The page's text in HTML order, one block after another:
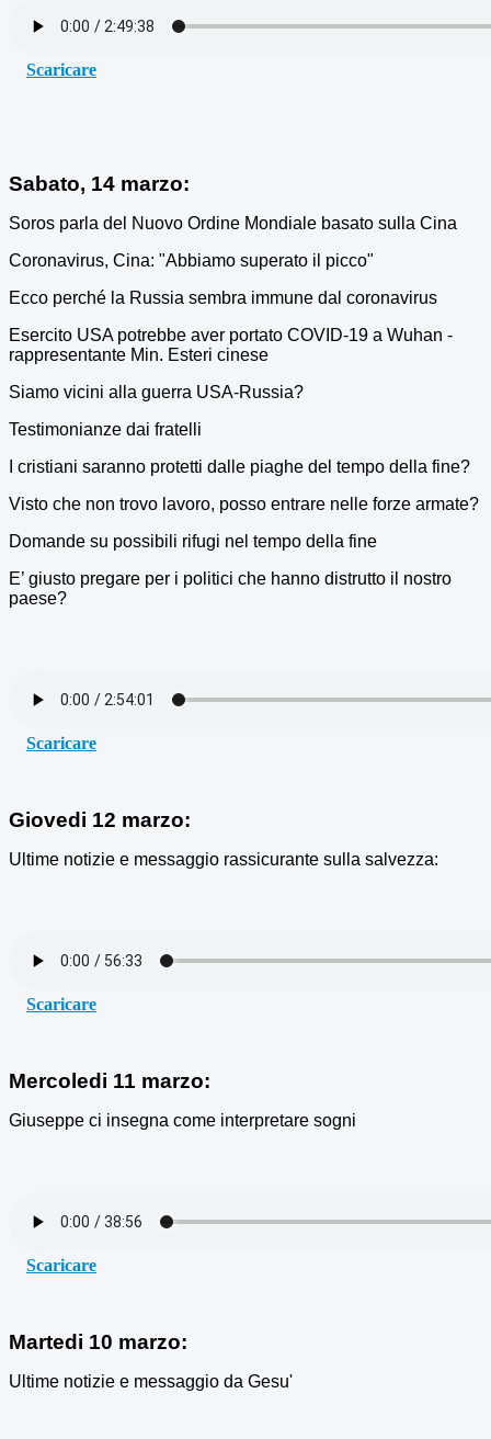
Scaricare
Sabato, 14 marzo:
Soros parla del Nuovo Ordine Mondiale basato sulla Cina
Coronavirus, Cina: "Abbiamo superato il picco"
Ecco perché la Russia sembra immune dal coronavirus
Esercito USA potrebbe aver portato COVID-19 a Wuhan -
rappresentante Min. Esteri cinese
Siamo vicini alla guerra USA-Russia?
Testimonianze dai fratelli
I cristiani saranno protetti dalle piaghe del tempo della fine?
Visto che non trovo lavoro, posso entrare nelle forze armate?
Domande su possibili rifugi nel tempo della fine
E’ giusto pregare per i politici che hanno distrutto il nostro
paese?
Scaricare
Giovedi 12 marzo:
Ultime notizie e messaggio rassicurante sulla salvezza:
Scaricare
Mercoledi 11 marzo:
Giuseppe ci insegna come interpretare sogni
Scaricare
Martedi 10 marzo:
Ultime notizie e messaggio da Gesu'